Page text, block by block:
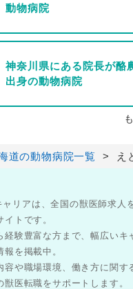
動物病院
神奈川県にある院長が酪
出身の動物病院
道の動物病院一覧 え
リアは、全国の獣医師求人
トです。
経験豊富な方まで、幅広いキ
報を掲載中。
容や職場環境、働き方に関す
獣医転職をサポートします。